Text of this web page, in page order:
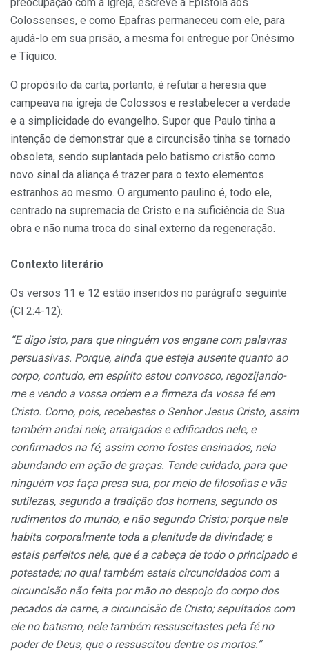
Colossenses, e como Epafras permaneceu com ele, para
ajudá-lo em sua prisão, a mesma foi entregue por Onésimo
e Tíquico.
O propósito da carta, portanto, é refutar a heresia que
campeava na igreja de Colossos e restabelecer a verdade
e a simplicidade do evangelho. Supor que Paulo tinha a
intenção de demonstrar que a circuncisão tinha se tornado
obsoleta, sendo suplantada pelo batismo cristão como
novo sinal da aliança é trazer para o texto elementos
estranhos ao mesmo. O argumento paulino é, todo ele,
centrado na supremacia de Cristo e na suficiência de Sua
obra e não numa troca do sinal externo da regeneração.
Contexto literário
Os versos 11 e 12 estão inseridos no parágrafo seguinte
(Cl 2:4-12):
“E digo isto, para que ninguém vos engane com palavras
persuasivas. Porque, ainda que esteja ausente quanto ao
corpo, contudo, em espírito estou convosco, regozijando-
me e vendo a vossa ordem e a firmeza da vossa fé em
Cristo. Como, pois, recebestes o Senhor Jesus Cristo, assim
também andai nele, arraigados e edificados nele, e
confirmados na fé, assim como fostes ensinados, nela
abundando em ação de graças. Tende cuidado, para que
ninguém vos faça presa sua, por meio de filosofias e vãs
sutilezas, segundo a tradição dos homens, segundo os
rudimentos do mundo, e não segundo Cristo; porque nele
habita corporalmente toda a plenitude da divindade; e
estais perfeitos nele, que é a cabeça de todo o principado e
potestade; no qual também estais circuncidados com a
circuncisão não feita por mão no despojo do corpo dos
pecados da carne, a circuncisão de Cristo; sepultados com
ele no batismo, nele também ressuscitastes pela fé no
poder de Deus, que o ressuscitou dentre os mortos.”